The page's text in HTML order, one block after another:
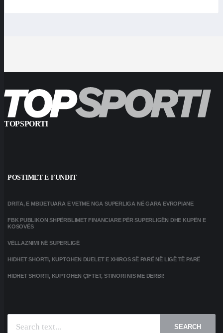
TOPSPORTI
POSTIMET E FUNDIT
DRITA, E MBIJETUARA E VETME NGA SUPERLIGA NË GARA EVROPIANE
FBK PUBLIKON SHPËRBLIMET FINANCIARE PËR SUPERLIGËN DHE KUPËN E
KOSOVËS
VËLLAZNIMI NË SUPERLIGË
HIDHET SHORTI, KUPTOHEN DUELET E XHIROS SË PARË NË LIGË TË PARË
HIDHET SHORTI, KUPTOHEN ÇIFTET, STINORI NIS ME DERBI!
SEARCH